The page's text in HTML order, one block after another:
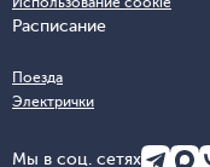
Расписание
Поезда
Электрички
Мы в соц. сетях